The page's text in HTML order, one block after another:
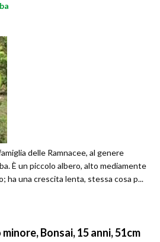
delle Ramnacee, al genere
È un piccolo albero, alto mediamente
ha una crescita lenta, stessa cosa p...
Bonsai, 15 anni, 51cm